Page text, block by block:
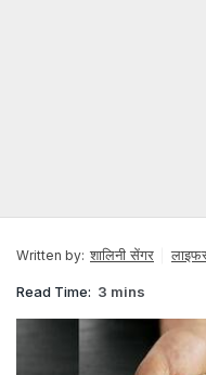
Written by: शालिनी सेंगर
Read Time: 3 mins